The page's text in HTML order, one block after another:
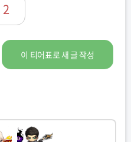
2
이 티어표로 새 글 작성